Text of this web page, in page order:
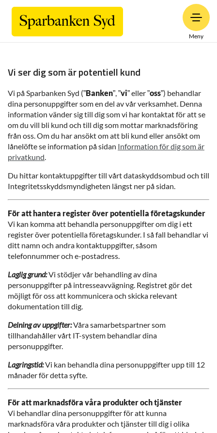
Meny
Vi ser dig som är potentiell kund
Vi på Sparbanken Syd (”Banken”, ”vi” eller ”oss”) behandlar
dina personuppgifter som en del av vår verksamhet. Denna
information vänder sig till dig som vi har kontaktat för att se
om du vill bli kund och till dig som mottar marknadsföring
från oss. Om du har ansökt om att bli kund eller ansökt om
lånelöfte se information på sidan Information för dig som är
privatkund.
Du hittar kontaktuppgifter till vårt dataskyddsombud och till
Integritetsskyddsmyndigheten längst ner på sidan.
För att hantera register över potentiella företagskunder
Vi kan komma att behandla personuppgifter om dig i ett
register över potentiella företagskunder. I så fall behandlar vi
ditt namn och andra kontaktuppgifter, såsom
telefonnummer och e-postadress.
Laglig grund:Vi stödjer vår behandling av dina
personuppgifter på intresseavvägning. Registret gör det
möjligt för oss att kommunicera och skicka relevant
dokumentation till dig.
Delning av uppgifter:Våra samarbetspartner som
tillhandahåller vårt IT-system behandlar dina
personuppgifter.
Lagringstid:Vi kan behandla dina personuppgifter upp till 12
månader för detta syfte.
För att marknadsföra våra produkter och tjänster
Vi behandlar dina personuppgifter för att kunna
marknadsföra våra produkter och tjänster till dig i olika